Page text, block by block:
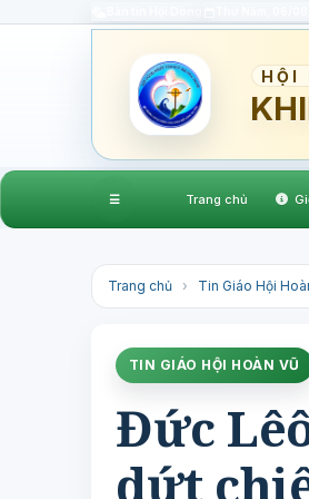
HỘI
☰ Trang chủ
Trang chủ › Tin Giáo Hội
TIN GIÁO HỘI HOÀN VŨ
Đức
dứt